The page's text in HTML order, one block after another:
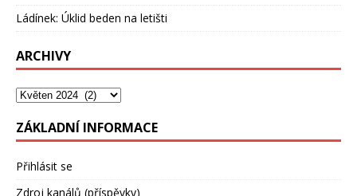
Ládínek: Úklid beden na letišti
ARCHIVY
ZÁKLADNÍ INFORMACE
Přihlásit se
Zdroj kanálů (příspěvky)